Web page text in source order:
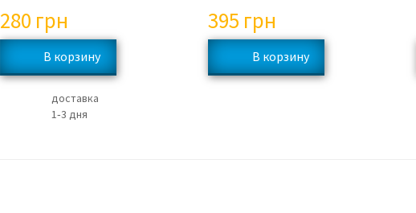
280 грн
доставка
1‑3 дня
395 грн